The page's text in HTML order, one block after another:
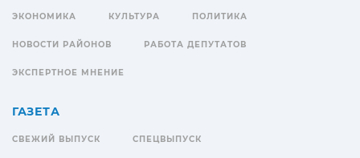
ЭКОНОМИКА КУЛЬТУРА ПОЛИТИКА
НОВОСТИ РАЙОНОВ РАБОТА ДЕПУТАТОВ
ЭКСПЕРТНОЕ МНЕНИЕ
ГАЗЕТА
СВЕЖИЙ ВЫПУСК СПЕЦВЫПУСК